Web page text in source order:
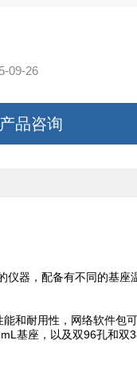
09-26
产品咨询
器，配备有不同的基座
和耐用性，网络软件包
基座，以及双96孔和双